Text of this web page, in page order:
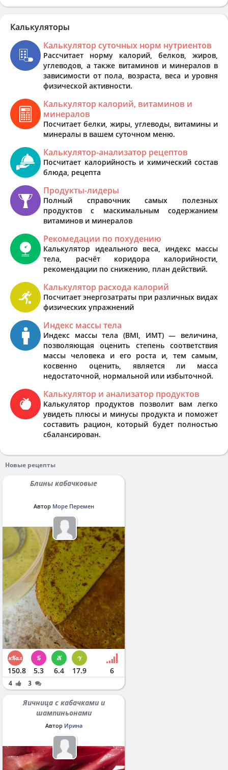
Калькуляторы
Калькулятор суточных норм нутриентов
Рассчитает норму калорий, белков, жиров,
углеводов, а также витаминов и минералов в
зависимости от пола, возраста, веса и уровня
физической активности.
Калькулятор калорий, витаминов и
минералов
Посчитает белки, жиры, углеводы, витамины и
минералы в вашем суточном меню.
Калькулятор-анализатор рецептов
Посчитает калорийность и химический состав
блюда, рецепта
Продукты-лидеры
Полный справочник самых полезных
продуктов с маскимальным содержанием
витаминов и минералов
Рекомедации по похудению
Калькулятор идеального веса, индекс массы
тела, расчёт коридора калорийности,
рекомендации по снижению, план действий.
Калькулятор расхода калорий
Посчитает энергозатраты при различных видах
физических упражнений
Индекс массы тела
Индекс массы тела (BMI, ИМТ) — величина,
позволяющая оценить степень соответствия
массы человека и его роста и, тем самым,
косвенно оценить, является ли масса
недостаточной, нормальной или избыточной.
Калькулятор и анализатор продуктов
Калькулятор продуктов позволит вам легко
увидеть плюсы и минусы продукта и поможет
составить рацион, который будет полностью
сбалансирован.
Новые рецепты
Блины кабачковые
Автор Море Перемен
150.8 5.3 6.4 17.9 6
4 3
Яичница с кабачками и
шампиньонами
Автор Ирина